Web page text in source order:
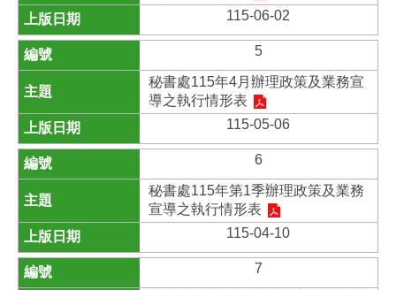
115-06-02
5
秘書處115年4月辦理政策及業務宣
導之執行情形表
115-05-06
6
秘書處115年第1季辦理政策及業務
宣導之執行情形表
115-04-10
7